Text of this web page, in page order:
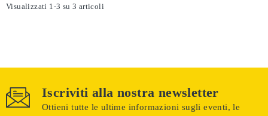
Visualizzati 1-3 su 3 articoli
Iscriviti alla nostra newsletter
Ottieni tutte le ultime informazioni sugli eventi, le